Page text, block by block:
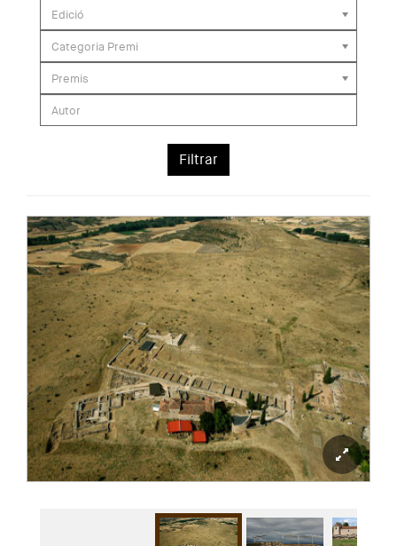
Edició
Categoria Premi
Premis